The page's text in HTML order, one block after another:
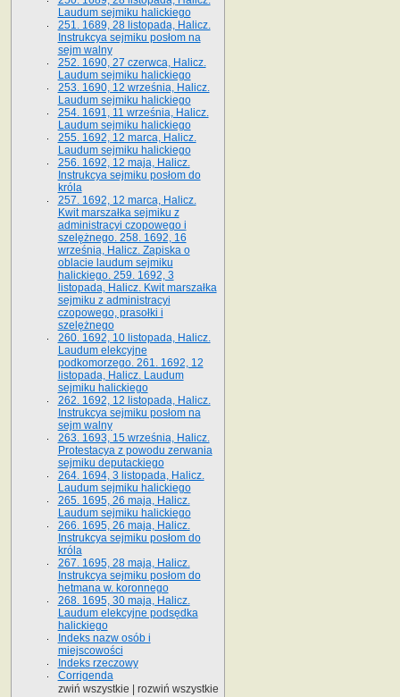
Laudum sejmiku halickiego
251. 1689, 28 listopada, Halicz.
Instrukcya sejmiku posłom na
sejm walny
252. 1690, 27 czerwca, Halicz.
Laudum sejmiku halickiego
253. 1690, 12 września, Halicz.
Laudum sejmiku halickiego
254. 1691, 11 września, Halicz.
Laudum sejmiku halickiego
255. 1692, 12 marca, Halicz.
Laudum sejmiku halickiego
256. 1692, 12 maja, Halicz.
Instrukcya sejmiku posłom do
króla
257. 1692, 12 marca, Halicz.
Kwit marszałka sejmiku z
administracyi czopowego i
szelężnego. 258. 1692, 16
września, Halicz. Zapiska o
oblacie laudum sejmiku
halickiego. 259. 1692, 3
listopada, Halicz. Kwit marszałka
sejmiku z administracyi
czopowego, prasołki i
szelężnego
260. 1692, 10 listopada, Halicz.
Laudum elekcyjne
podkomorzego. 261. 1692, 12
listopada, Halicz. Laudum
sejmiku halickiego
262. 1692, 12 listopada, Halicz.
Instrukcya sejmiku posłom na
sejm walny
263. 1693, 15 września, Halicz.
Protestacya z powodu zerwania
sejmiku deputackiego
264. 1694, 3 listopada, Halicz.
Laudum sejmiku halickiego
265. 1695, 26 maja, Halicz.
Laudum sejmiku halickiego
266. 1695, 26 maja, Halicz.
Instrukcya sejmiku posłom do
króla
267. 1695, 28 maja, Halicz.
Instrukcya sejmiku posłom do
hetmana w. koronnego
268. 1695, 30 maja, Halicz.
Laudum elekcyjne podsędka
halickiego
Indeks nazw osób i
miejscowości
Indeks rzeczowy
Corrigenda
zwiń wszystkie
rozwiń wszystkie